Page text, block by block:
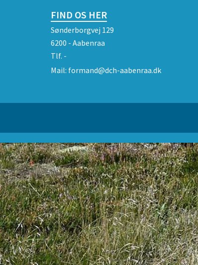
FIND OS HER
Sønderborgvej 129
6200 - Aabenraa
Tlf. -
Mail: formand@dch-aabenraa.dk